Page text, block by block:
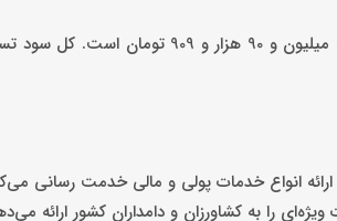
بانک‌های تخصصی ایران بانک کشاورزی است که از بیست و یکم خردادماه سال 1312 با ارائه انواع خدمات پولی و
را به کشاورزان و دامداران کشور ارائه